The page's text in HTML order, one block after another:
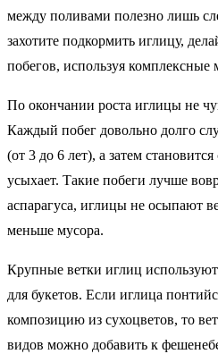
между поливами полезно лишь
захотите подкормить иглицу,
побегов, используя комплексные
По окончании роста иглицы не
Каждый побег довольно долго
(от 3 до 6 лет), а затем
усыхает. Такие побеги лучше
аспарагуса, иглицы не осыпают
меньше мусора.
Крупные ветки иглиц
для букетов. Если иглица
композицию из сухоцветов, то
видов можно добавить к